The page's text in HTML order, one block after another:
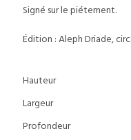
Signé sur le piétement.
Édition : Aleph Driade,
Hauteur
Largeur
Profondeur